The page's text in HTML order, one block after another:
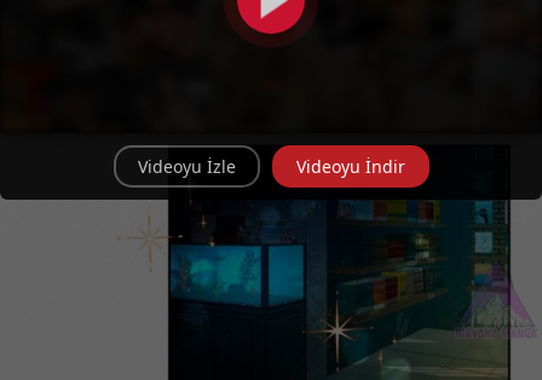
Videoyu İzle Videoyu İndir